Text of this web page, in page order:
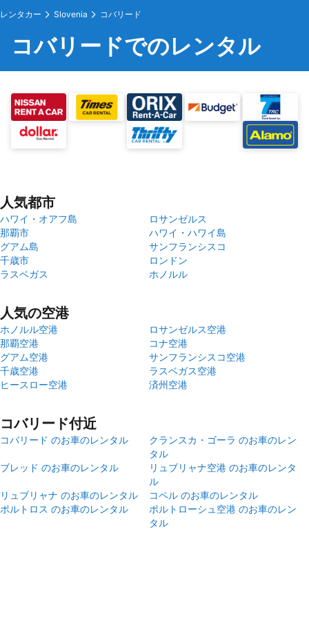
レンタカー Slovenia コバリード
コバリードでのレンタル
人気都市
ハワイ・オアフ島
ロサンゼルス
那覇市
ハワイ・ハワイ島
グアム島
サンフランシスコ
千歳市
ロンドン
ラスベガス
ホノルル
人気の空港
ホノルル空港
ロサンゼルス空港
那覇空港
コナ空港
グアム空港
サンフランシスコ空港
千歳空港
ラスベガス空港
ヒースロー空港
済州空港
コバリード付近
コバリード のお車のレンタル
クランスカ・ゴーラ のお車のレン
タル
ブレッド のお車のレンタル
リュブリャナ空港 のお車のレンタ
ル
リュブリャナ のお車のレンタル
コペル のお車のレンタル
ポルトロス のお車のレンタル
ポルトローシュ空港 のお車のレン
タル